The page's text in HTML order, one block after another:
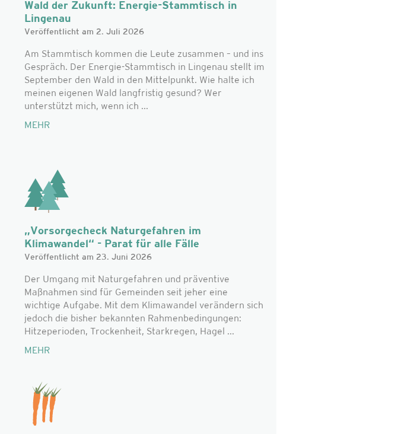
Wald der Zukunft: Energie-Stammtisch in
Lingenau
Veröffentlicht am 2. Juli 2026
Am Stammtisch kommen die Leute zusammen – und ins
Gespräch. Der Energie-Stammtisch in Lingenau stellt im
September den Wald in den Mittelpunkt. Wie halte ich
meinen eigenen Wald langfristig gesund? Wer
unterstützt mich, wenn ich ...
MEHR
„Vorsorgecheck Naturgefahren im
Klimawandel“ - Parat für alle Fälle
Veröffentlicht am 23. Juni 2026
Der Umgang mit Naturgefahren und präventive
Maßnahmen sind für Gemeinden seit jeher eine
wichtige Aufgabe. Mit dem Klimawandel verändern sich
jedoch die bisher bekannten Rahmenbedingungen:
Hitzeperioden, Trockenheit, Starkregen, Hagel ...
MEHR